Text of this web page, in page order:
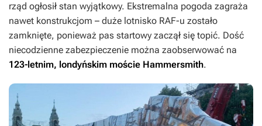
rząd ogłosił stan wyjątkowy. Ekstremalna pogoda zagraża
nawet konstrukcjom – duże lotnisko RAF-u zostało
zamknięte, ponieważ pas startowy zaczął się topić. Dość
niecodzienne zabezpieczenie można zaobserwować na
123-letnim, londyńskim moście Hammersmith.